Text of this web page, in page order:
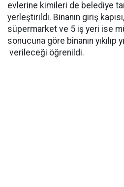
evlerine kimileri de belediye
yerleştirildi. Binanın giriş
süpermarket ve 5 iş yeri ise
sonucuna göre binanın yıkılıp
verileceği öğrenildi.